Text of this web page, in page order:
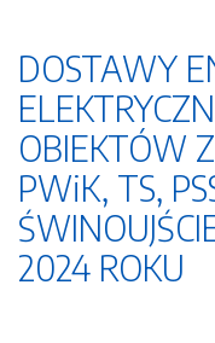
DOSTAWY
OBIEKTÓW
PWiK, TS,
2024 ROKU